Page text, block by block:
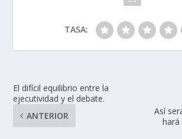
TASA:
El difícil equilibrio entre la
ejecutividad y el debate.
ANTERIOR
Así
hará